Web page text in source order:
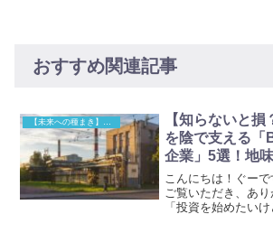
おすすめ関連記事
【未来への種まき】増配株で長期成長
【知らないと
を陰で支える「
企業」5選！地
「増配株」
こんにちは！ぐー
ご覧いただき、あ
「投資を始めたい